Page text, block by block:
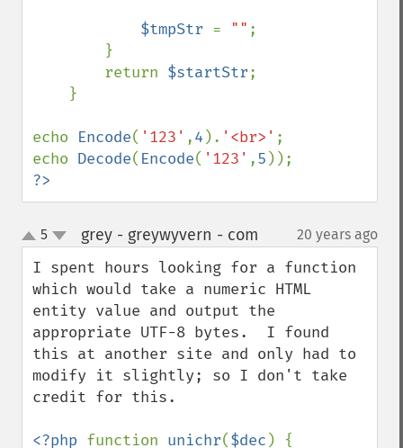
$tmpStr = "" ;
        return
$startStr;
echo Encode( '123' ,4 ). '<br>' ;
echo Decode( Encode( '123' ,5
?>
up
down
5 grey - greywyvern - com 20 years ago
I spent hours looking for a function
which would take a numeric HTML
entity value and output the
appropriate UTF-8 bytes.  I found
this at another site and only had to
modify it slightly; so I don't take
credit for this.
<?php function unichr($dec ) {